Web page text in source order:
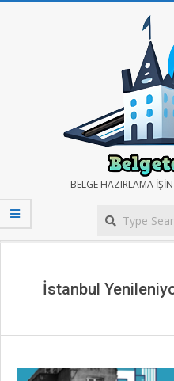
BELGE
TOPLA
BELGE HAZIRLAMA
İstanbul